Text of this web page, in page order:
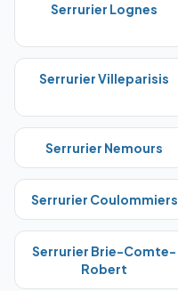
Serrurier Lognes
SerrurierVilleparisis
Serrurier Nemours
Serrurier Coulommiers
Serrurier Brie-Comte-
Robert